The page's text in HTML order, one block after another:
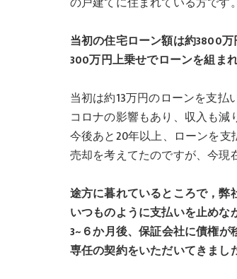
当初の住宅ローン額は約3800
300万円上乗せでローンを組ま
当初は約13万円のローンを支払
コロナの影響もあり、収入も減
今後あと20年以上、ローンを支
売却を考えてたのですが、今
途方に暮れているところで，弊
いつものように支払いを止めな
3~６か月後、保証会社に債権が
専任の契約をいただいてきまし